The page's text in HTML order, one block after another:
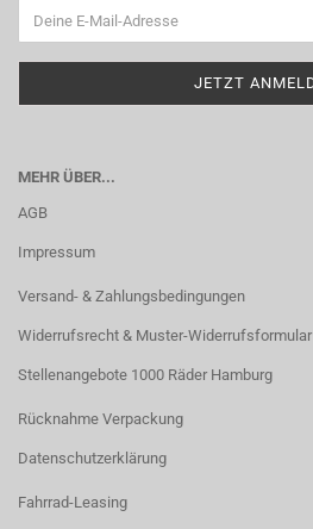
MEHR ÜBER...
AGB
Impressum
Versand- & Zahlungsbedingungen
Widerrufsrecht & Muster-Widerrufsformular
Stellenangebote 1000 Räder Hamburg
Rücknahme Verpackung
Datenschutzerklärung
Fahrrad-Leasing